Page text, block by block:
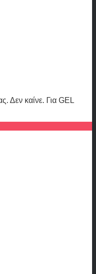
Δεν καίνε. Για GEL